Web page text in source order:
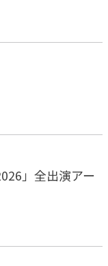
」全出演アー